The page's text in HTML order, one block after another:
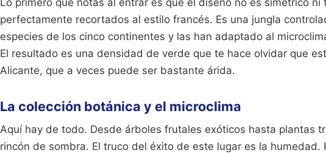
perfectamente recortados al estilo francés. Es una jungla
especies de los cinco continentes y las han adaptado al
El resultado es una densidad de verde que te hace olvidar que
Alicante, que a veces puede ser bastante árida.
La colección botánica y el microclima
Aquí hay de todo. Desde árboles frutales exóticos hasta plantas
rincón de sombra. El truco del éxito de este lugar es la humedad.